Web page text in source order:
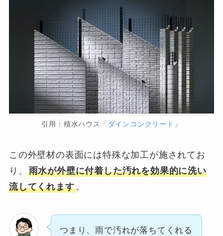
引用：積水ハウス「 ダインコンクリート 」
この外壁材の表面には特殊な加工が施されてお
り、 雨水が外壁に付着した汚れを効果的に洗い
流してくれます。
つまり、雨で汚れが落ちてくれる